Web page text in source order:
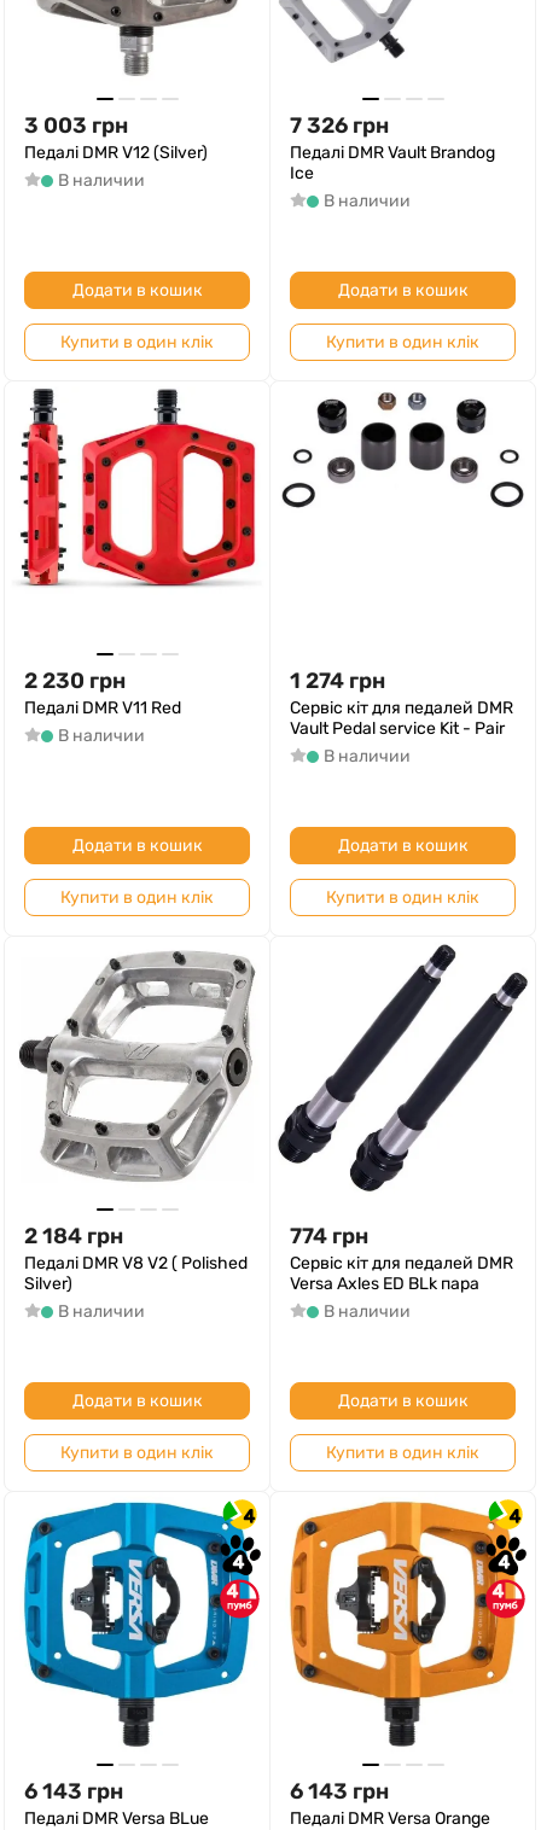
3 003 грн
Педалі DMR V12 (Silver)
В наличии
Додати в кошик
Купити в один клік
7 326 грн
Педалі DMR Vault Brandog
Ice
В наличии
Додати в кошик
Купити в один клік
2 230 грн
Педалі DMR V11 Red
В наличии
Додати в кошик
Купити в один клік
1 274 грн
Сервіс кіт для педалей DMR
Vault Pedal service Kit - Pair
В наличии
Додати в кошик
Купити в один клік
2 184 грн
Педалі DMR V8 V2 ( Polished
Silver)
В наличии
Додати в кошик
Купити в один клік
774 грн
Сервіс кіт для педалей DMR
Versa Axles ED BLk пара
В наличии
Додати в кошик
Купити в один клік
4
4
4
6 143 грн
Педалі DMR Versa BLue
4
4
4
6 143 грн
Педалі DMR Versa Orange